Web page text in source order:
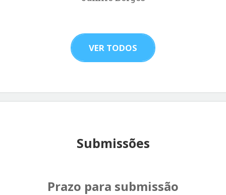
VER TODOS
Submissões
Prazo para submissão